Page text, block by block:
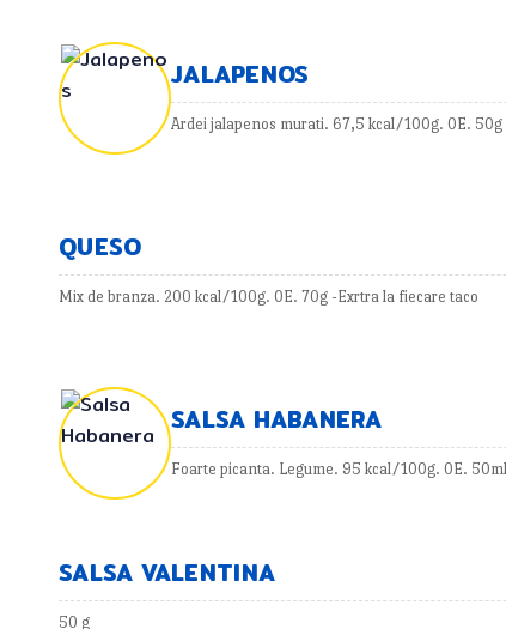
JALAPENOS
Ardei jalapenos murati. 67,5 kcal/100g. 0E. 50g
QUESO
Mix de branza. 200 kcal/100g. 0E. 70g -Exrtra la fiecare taco
SALSA HABANERA
Foarte picanta. Legume. 95 kcal/100g. 0E. 50ml
SALSA VALENTINA
50 g